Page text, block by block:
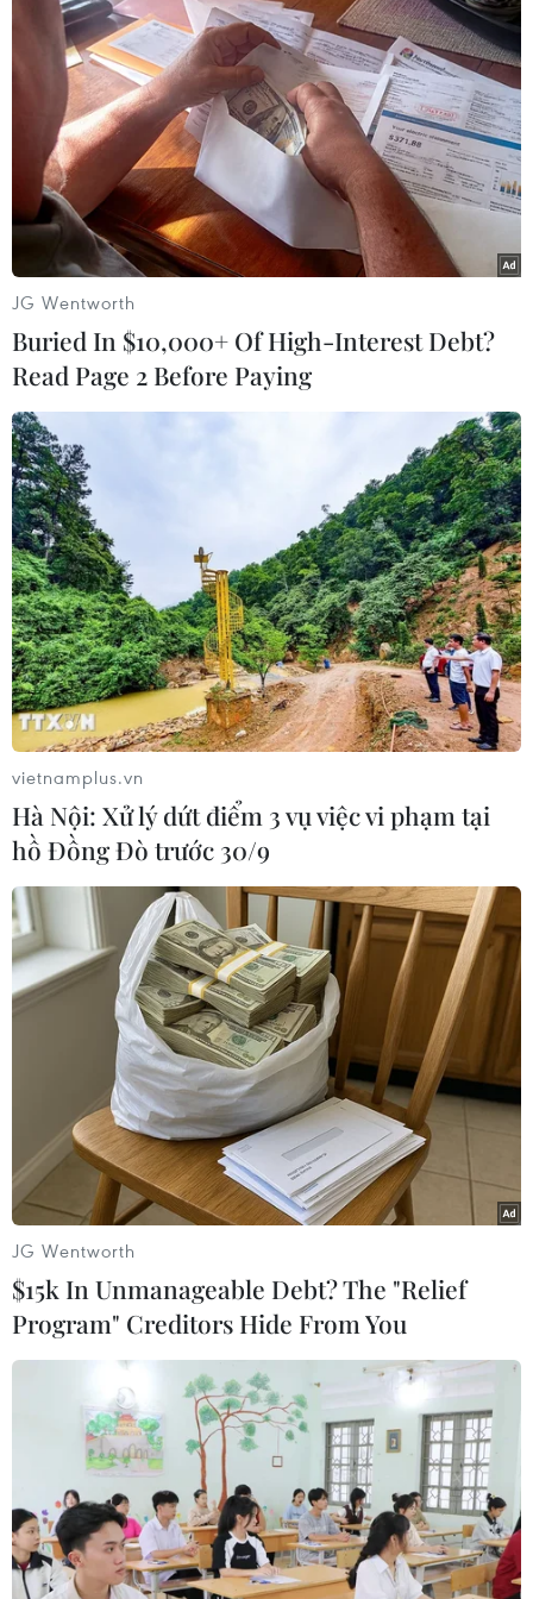
#PlayStation 5 #Sony #Marvel's Spider-Man 2”
Theo dõi VietnamPlus
TIN LIÊN QUAN
Playstation 5 "cháy hàng" ngay
trong ngày đầu mở bán
12/11/2020 11:29
Với nhu cầu giải trí tại nhà tăng đột biến do dịch bệnh
COVID-19, không có gì ngạc nhiên khi Playstation 5 đã
rơi vào tình trạng "cháy hàng" ngay trong ngày đầu mở
Sony khởi bán PlayStation 5 từ ngày 12/11,
giá thấp nhất 399,99 USD
JG Wentworth
Buried In $10,000+ Of High-Interest Debt?
Read Page 2 Before Paying
vietnamplus.vn
Hà Nội: Xử lý dứt điểm 3 vụ việc vi phạm tại
hồ Đồng Đò trước 30/9
JG Wentworth
$15k In Unmanageable Debt? The "Relief
Program" Creditors Hide From You